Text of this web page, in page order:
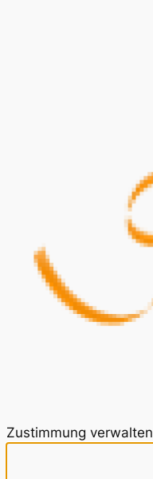
Zustimmung verwalten